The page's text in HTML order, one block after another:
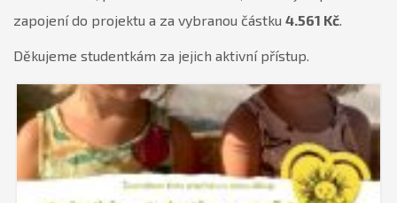
zapojení do projektu a za vybranou částku 4.561 Kč.
Děkujeme studentkám za jejich aktivní přístup.